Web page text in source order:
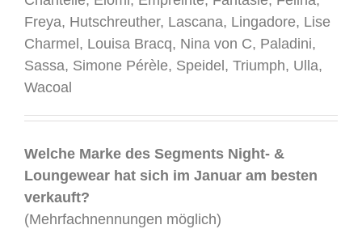
Freya, Hutschreuther, Lascana, Lingadore, Lise
Charmel, Louisa Bracq, Nina von C, Paladini,
Sassa, Simone Pérèle, Speidel, Triumph, Ulla,
Wacoal
Welche Marke des Segments Night- &
Loungewear hat sich im Januar am besten
verkauft?
(Mehrfachnennungen möglich)